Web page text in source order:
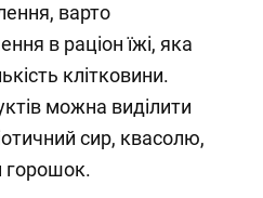
варто
в раціон їжі, яка
клітковини.
можна виділити
сир, квасолю,
горошок.